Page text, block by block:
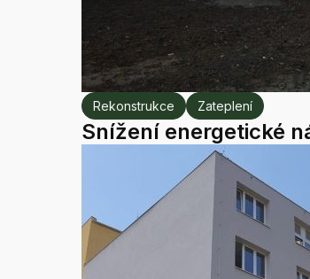
Rekonstrukce Zateplení
Snížení energetické